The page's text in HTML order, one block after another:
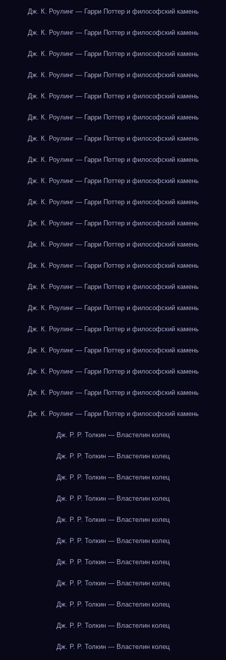
Дж. К. Роулинг — Гарри Поттер и философский камень
Дж. К. Роулинг — Гарри Поттер и философский камень
Дж. К. Роулинг — Гарри Поттер и философский камень
Дж. К. Роулинг — Гарри Поттер и философский камень
Дж. К. Роулинг — Гарри Поттер и философский камень
Дж. К. Роулинг — Гарри Поттер и философский камень
Дж. К. Роулинг — Гарри Поттер и философский камень
Дж. К. Роулинг — Гарри Поттер и философский камень
Дж. К. Роулинг — Гарри Поттер и философский камень
Дж. К. Роулинг — Гарри Поттер и философский камень
Дж. К. Роулинг — Гарри Поттер и философский камень
Дж. К. Роулинг — Гарри Поттер и философский камень
Дж. К. Роулинг — Гарри Поттер и философский камень
Дж. К. Роулинг — Гарри Поттер и философский камень
Дж. К. Роулинг — Гарри Поттер и философский камень
Дж. К. Роулинг — Гарри Поттер и философский камень
Дж. К. Роулинг — Гарри Поттер и философский камень
Дж. К. Роулинг — Гарри Поттер и философский камень
Дж. К. Роулинг — Гарри Поттер и философский камень
Дж. К. Роулинг — Гарри Поттер и философский камень
Дж. Р. Р. Толкин — Властелин колец
Дж. Р. Р. Толкин — Властелин колец
Дж. Р. Р. Толкин — Властелин колец
Дж. Р. Р. Толкин — Властелин колец
Дж. Р. Р. Толкин — Властелин колец
Дж. Р. Р. Толкин — Властелин колец
Дж. Р. Р. Толкин — Властелин колец
Дж. Р. Р. Толкин — Властелин колец
Дж. Р. Р. Толкин — Властелин колец
Дж. Р. Р. Толкин — Властелин колец
Дж. Р. Р. Толкин — Властелин колец